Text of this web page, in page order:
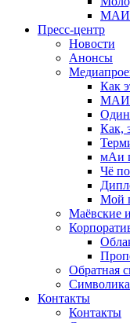
МАИ
Пресс-центр
Новости
Анонсы
Как
МАИ
Один
Как,
мАи
Чё
Мой
Маёвские
Обратная
Контакты
Контакты